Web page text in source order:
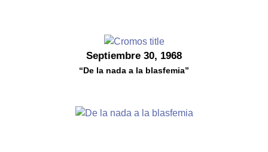
Septiembre 30, 1968
“De la nada a la blasfemia”